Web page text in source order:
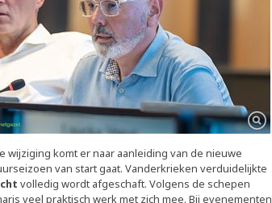
wijziging komt er naar aanleiding van de nieuwe
van start gaat. Vanderkrieken verduidelijkte
volledig wordt afgeschaft. Volgens de schepen
veel praktisch werk met zich mee. Bij evenementen